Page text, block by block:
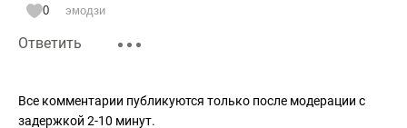
0 эмодзи
Ответить
Все комментарии публикуются только после модерации с
задержкой 2-10 минут.